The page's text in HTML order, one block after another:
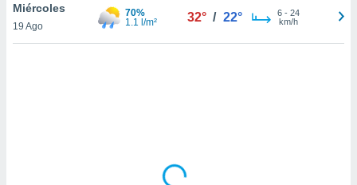
ni para
o
Miércoles
19 Ago
70%
1.1 l/m²
32° / 22° 6- 24
km/h